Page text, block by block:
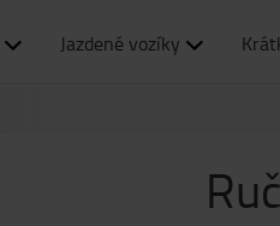
Jazdené vozíky